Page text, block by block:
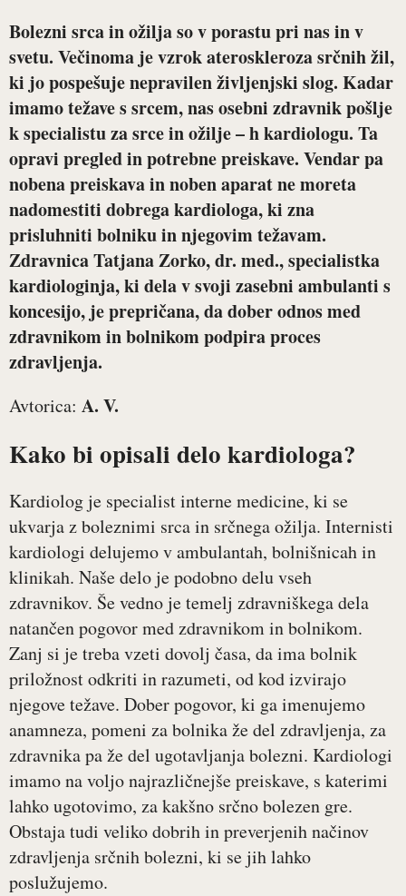
Bolezni srca in ožilja so v porastu pri nas in v
svetu. Večinoma je vzrok ateroskleroza srčnih žil,
ki jo pospešuje nepravilen življenjski slog. Kadar
imamo težave s srcem, nas osebni zdravnik pošlje
k specialistu za srce in ožilje – h kardiologu. Ta
opravi pregled in potrebne preiskave. Vendar pa
nobena preiskava in noben aparat ne moreta
nadomestiti dobrega kardiologa, ki zna
prisluhniti bolniku in njegovim težavam.
ZdravnicaTatjana Zorko, dr. med., specialistka
kardiologinja, ki dela v svoji zasebni ambulanti s
koncesijo, je prepričana, da dober odnos med
zdravnikom in bolnikom podpira proces
zdravljenja.
Avtorica: A. V.
Kako bi opisali delo kardiologa?
Kardiolog je specialist interne medicine, ki se
ukvarja z boleznimi srca in srčnega ožilja. Internisti
kardiologi delujemo v ambulantah, bolnišnicah in
klinikah. Naše delo je podobno delu vseh
zdravnikov. Še vedno je temelj zdravniškega dela
natančen pogovor med zdravnikom in bolnikom.
Zanj si je treba vzeti dovolj časa, da ima bolnik
priložnost odkriti in razumeti, od kod izvirajo
njegove težave. Dober pogovor, ki ga imenujemo
anamneza, pomeni za bolnika že del zdravljenja, za
zdravnika pa že del ugotavljanja bolezni. Kardiologi
imamo na voljo najrazličnejše preiskave, s katerimi
lahko ugotovimo, za kakšno srčno bolezen gre.
Obstaja tudi veliko dobrih in preverjenih načinov
zdravljenja srčnih bolezni, ki se jih lahko
poslužujemo.